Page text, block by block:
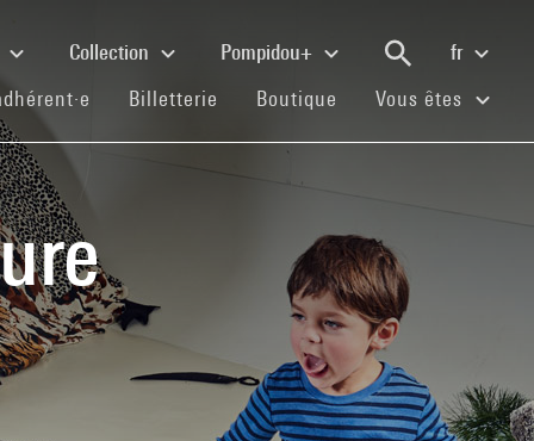
Collection Pompidou+
fr
(current)
Billetterie (current)
Boutique (current)
Vous êtes